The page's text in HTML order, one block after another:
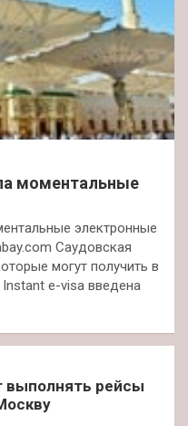
моментальные
электронные
Саудовская
могут получить в
e-visa введена
выполнять рейсы